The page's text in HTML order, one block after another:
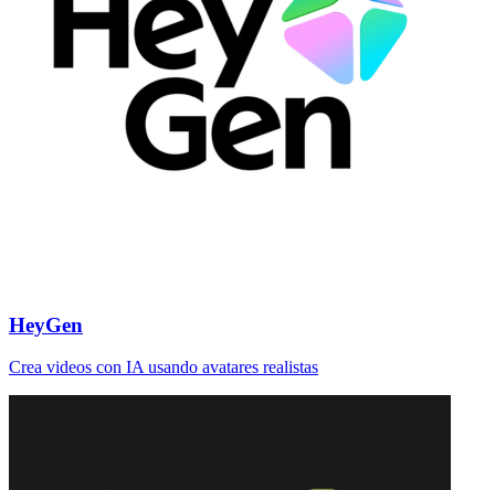
HeyGen
Crea videos con IA usando avatares realistas